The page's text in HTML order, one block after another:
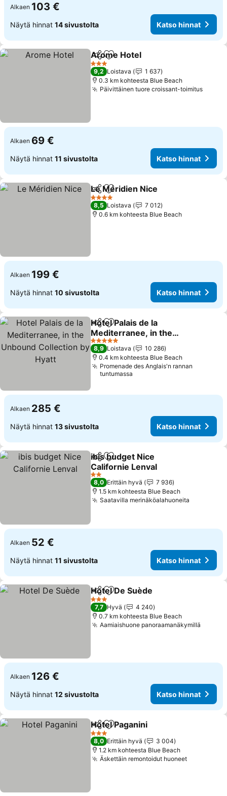
Alkaen 103 €
Näytä hinnat 14 sivustolta Katso hinnat
Jaa Lisää suosikkeihin
Arome Hotel
3 Tähtiluokitus
9,2 Loistava
1 637
0.3 km kohteesta Blue Beach
Päivittäinen tuore croissant-toimitusKatso
Alkaen 69 €
Näytä hinnat 11 sivustolta Katso hinnat
Jaa Lisää suosikkeihin
Le Méridien Nice
4 Tähtiluokitus
8,5 Loistava
7 012
0.6 km kohteesta Blue Beach
Alkaen 199 €
Näytä hinnat 10 sivustolta Katso hinnat
Jaa Lisää suosikkeihin
Hotel Palais de la
Mediterranee, in the
Unbound Collection by
Hyatt
Katso hinnat
5 Tähtiluokitus
8,9 Loistava
10 286
0.4 km kohteesta Blue Beach
Promenade des Anglais'n rannan
tuntumassa
Alkaen 285 €
Näytä hinnat 13 sivustolta Katso hinnat
Jaa Lisää suosikkeihin
ibis budget Nice
Californie Lenval
Katso hinnat
2 Tähtiluokitus
8,0 Erittäin hyvä
7 936
1.5 km kohteesta Blue Beach
Saatavilla merinäköalahuoneita
Alkaen 52 €
Näytä hinnat 11 sivustolta Katso hinnat
Jaa Lisää suosikkeihin
Hotel De Suède
3 Tähtiluokitus
7,7 Hyvä
4 240
0.7 km kohteesta Blue Beach
Aamiaishuone panoraamanäkymillä
Alkaen 126 €
Näytä hinnat 12 sivustolta Katso hinnat
Jaa Lisää suosikkeihin
Hotel Paganini
3 Tähtiluokitus
8,0 Erittäin hyvä
3 004
1.2 km kohteesta Blue Beach
Äskettäin remontoidut huoneetKatso